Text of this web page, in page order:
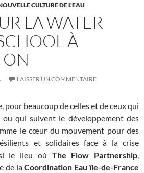
CULTURE DE L'EAU
LA WATER
À
LAISSER UN COMMENTAIRE
pour beaucoup de celles et de ceux qui
ou qui suivent le développement des
le cœur du mouvement pour des
et solidaires face à la crise
le lieu où The Flow Partnership,
de laCoordination Eau île-de-France